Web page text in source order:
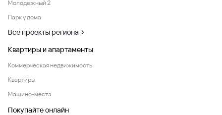
Молодежный 2
Парк у дома
Все проекты региона
Квартиры и апартаменты
Коммерческая недвижимость
Квартиры
Машино-места
Покупайте онлайн